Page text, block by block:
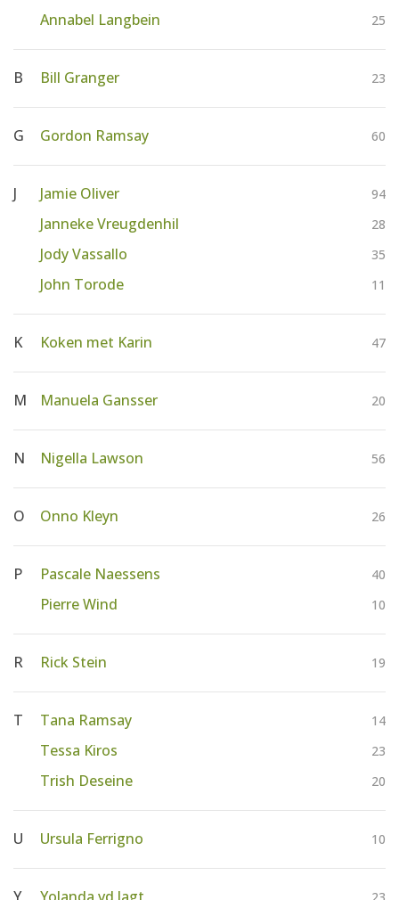
Annabel Langbein 25
B Bill Granger 23
G Gordon Ramsay 60
J Jamie Oliver 94
Janneke Vreugdenhil 28
Jody Vassallo 35
John Torode 11
K Koken met Karin 47
M Manuela Gansser 20
N Nigella Lawson 56
O Onno Kleyn 26
P Pascale Naessens 40
Pierre Wind 10
R Rick Stein 19
T Tana Ramsay 14
Tessa Kiros 23
Trish Deseine 20
U Ursula Ferrigno 10